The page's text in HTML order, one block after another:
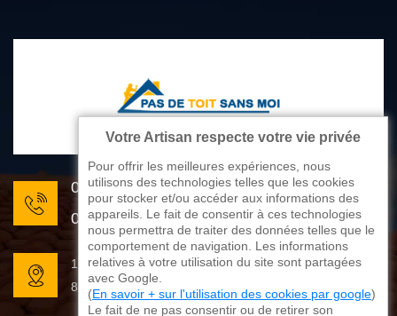
05 33 06 22 81
07 80 33 28 62
176 avenue de Limoges
87270 Couzeix
Votre Artisan respecte votre vie privée
Pour offrir les meilleures expériences, nous
utilisons des technologies telles que les cookies
pour stocker et/ou accéder aux informations des
appareils. Le fait de consentir à ces technologies
nous permettra de traiter des données telles que le
comportement de navigation. Les informations
relatives à votre utilisation du site sont partagées
avec Google.
(En savoir + sur l'utilisation des cookies par google)
Le fait de ne pas consentir ou de retirer son